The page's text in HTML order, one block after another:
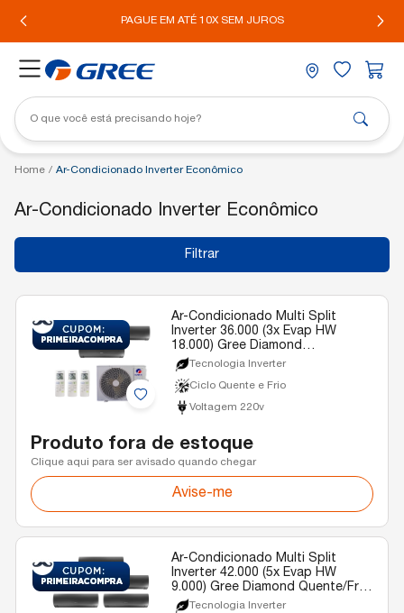
PAGUE EM ATÉ 10X SEM JUROS
Home / Ar-Condicionado Inverter Econômico
Ar-Condicionado Inverter Econômico
Filtrar
Ar-Condicionado Multi Split
Inverter 36.000 (3x Evap HW
18.000) Gree Diamond
Quente/Frio R-32 220v
Tecnologia Inverter
Ciclo Quente e Frio
Voltagem 220v
Produto fora de estoque
Clique aqui para ser avisado quando chegar
Avise-me
Ar-Condicionado Multi Split
Inverter 42.000 (5x Evap HW
9.000) Gree Diamond Quente/Frio
R-32 220v
Tecnologia Inverter